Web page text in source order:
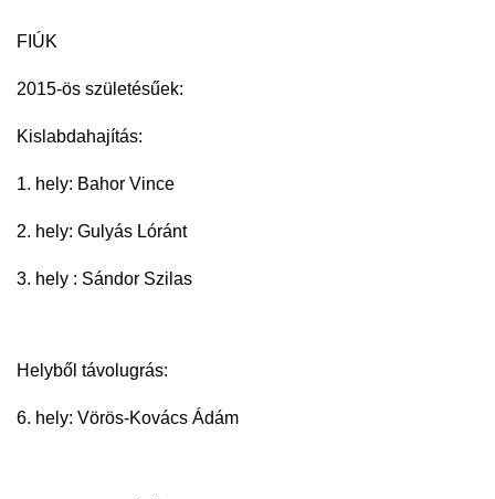
FIÚK
2015-ös születésűek:
Kislabdahajítás:
1. hely: Bahor Vince
2. hely: Gulyás Lóránt
3. hely : Sándor Szilas
Helyből távolugrás:
6. hely: Vörös-Kovács Ádám